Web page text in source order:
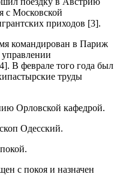
с Московской
приходов [3].
командирован в Париж
В феврале того года был
труды
Орловской кафедрой.
Одесский.
с покоя и назначен